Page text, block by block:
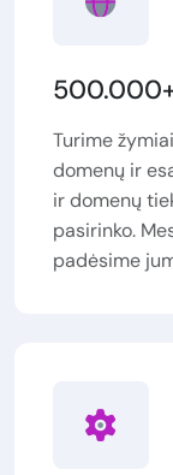
Turime
domenų ir
ir domenų
pasirinko.
padėsime